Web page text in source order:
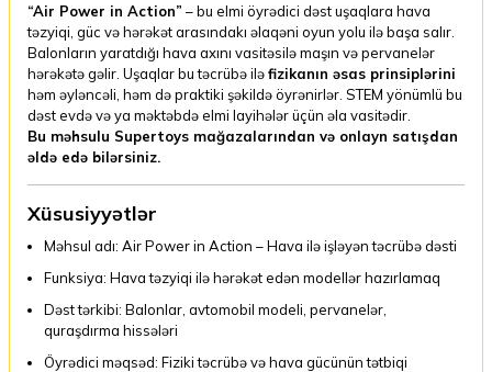
“Air Power in Action” – bu elmi öyrədici dəst uşaqlara hava
təzyiqi, güc və hərəkət arasındakı əlaqəni oyun yolu ilə başa salır.
Balonların yaratdığı hava axını vasitəsilə maşın və pervanelər
hərəkətə gəlir. Uşaqlar bu təcrübə iləfizikanın əsas prinsiplərini
həm əyləncəli, həm də praktiki şəkildə öyrənirlər. STEM yönümlü bu
dəst evdə və ya məktəbdə elmi layihələr üçün əla vasitədir.
Bu məhsulu Supertoys mağazalarından və onlayn satışdan
əldə edə bilərsiniz.
Xüsusiyyətlər
Məhsul adı: Air Power in Action – Hava ilə işləyən təcrübə dəsti
Funksiya: Hava təzyiqi ilə hərəkət edən modellər hazırlamaq
Dəst tərkibi: Balonlar, avtomobil modeli, pervanelər,
quraşdırma hissələri
Öyrədici məqsəd: Fiziki təcrübə və hava gücünün tətbiqi